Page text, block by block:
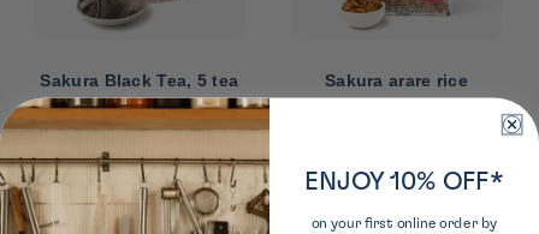
Sakura Black Tea, 5 tea
bags ⋅ Ogino Shoten ⋅
Sakura arare rice
‹ ENJOY 10% OFF*
on your first online order by